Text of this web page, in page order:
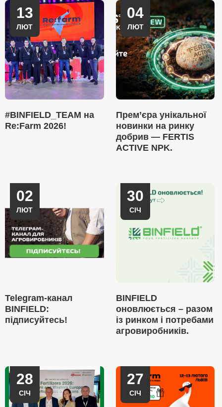
13
ЛЮТ
#BINFIELD_TEAM на
Re:Farm 2026!
04
ЛЮТ
Прем’єра унікальної
новинки на ринку
добрив — FERTIS
ACTIVE NPK.
02
ЛЮТ
Telegram-канал
BINFIELD:
підписуйтесь!
30
СІЧ
BINFIELD
оновлюється – разом
із ринком і потребами
агровиробників.
28
СІЧ
27
СІЧ